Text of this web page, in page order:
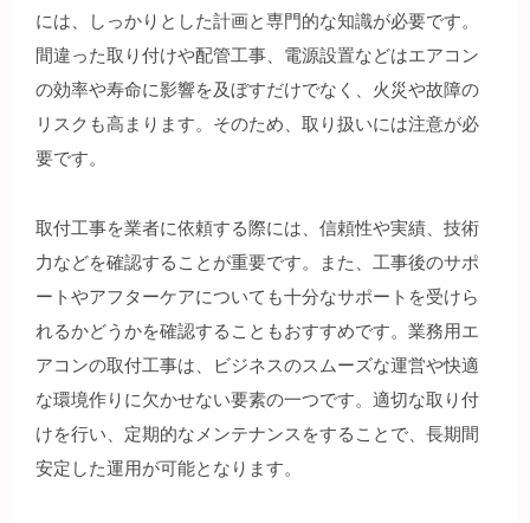
には、しっかりとした計画と専門的な知識が必要です。
間違った取り付けや配管工事、電源設置などはエアコン
の効率や寿命に影響を及ぼすだけでなく、火災や故障の
リスクも高まります。そのため、取り扱いには注意が必
要です。
取付工事を業者に依頼する際には、信頼性や実績、技術
力などを確認することが重要です。また、工事後のサポ
ートやアフターケアについても十分なサポートを受けら
れるかどうかを確認することもおすすめです。業務用エ
アコンの取付工事は、ビジネスのスムーズな運営や快適
な環境作りに欠かせない要素の一つです。適切な取り付
けを行い、定期的なメンテナンスをすることで、長期間
安定した運用が可能となります。